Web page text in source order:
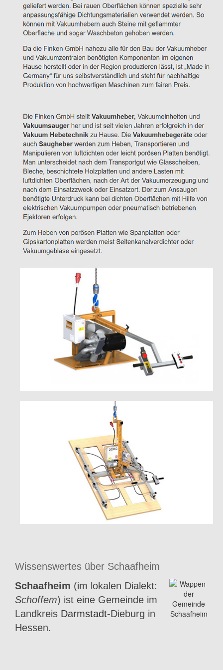
Wissenswertes über Schaafheim
Schaafheim (im lokalen Dialekt:
Schoffem) ist eine Gemeinde im
Landkreis Darmstadt-Dieburg in
Hessen.